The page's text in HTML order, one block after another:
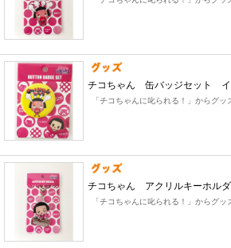
チコちゃん 缶バッジセット イ
「チコちゃんに叱られる！」からグッ
チコちゃん アクリルキーホル
「チコちゃんに叱られる！」からグッ